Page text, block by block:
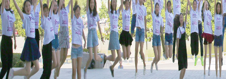
栏目导航
导师介绍